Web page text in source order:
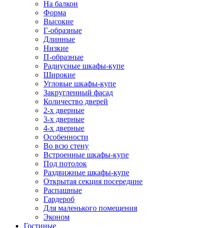
На балкон
Форма
Высокие
Г-образные
Длинные
Низкие
П-образные
Радиусные шкафы-купе
Широкие
Угловые шкафы-купе
Закругленный фасад
Количество дверей
2-х дверные
3-х дверные
4-х дверные
Особенности
Во всю стену
Встроенные шкафы-купе
Под потолок
Раздвижные шкафы-купе
Открытая секция посередине
Распашные
Гардероб
Для маленького помещения
Эконом
Гостиные